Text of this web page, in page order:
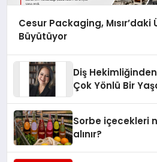
Cesur Packaging, Mısır’daki
Büyütüyor
Diş
Çok Yönlü Bir
Sorbe içecekleri
alınır?